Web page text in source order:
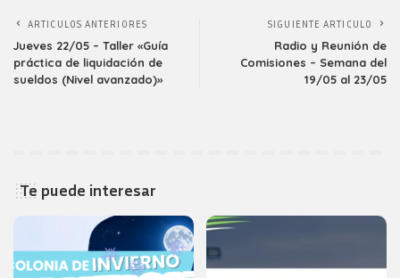
ARTICULOS ANTERIORES
Jueves 22/05 – Taller «Guía
práctica de liquidación de
sueldos (Nivel avanzado)»
SIGUIENTE ARTICULO
Radio y Reunión de
Comisiones – Semana del
19/05 al 23/05
Te puede interesar